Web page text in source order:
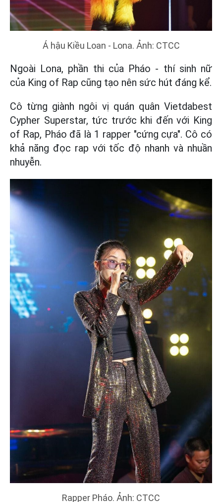
Á hậu Kiều Loan - Lona. Ảnh: CTCC
Ngoài Lona, phần thi của Pháo - thí sinh nữ
của King of Rap cũng tạo nên sức hút đáng kể.
Cô từng giành ngôi vị quán quân Vietdabest
Cypher Superstar, tức trước khi đến với King
of Rap, Pháo đã là 1 rapper "cứng cựa". Cô có
khả năng đọc rap với tốc độ nhanh và nhuần
nhuyễn.
Rapper Pháo. Ảnh: CTCC